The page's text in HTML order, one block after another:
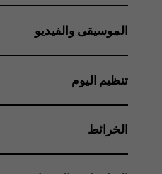
الموسيقى والفيديو
تنظيم اليوم
الخرائط